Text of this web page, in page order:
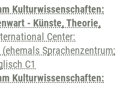
Kulturwissenschaften:
- Künste, Theorie,
Center:
Sprachenzentrum;
C1
Kulturwissenschaften: